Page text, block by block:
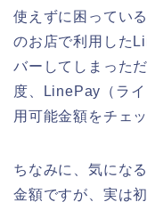
使えずに困ってい
のお店で利用した
バーしてしまった
度、LinePay（ラ
用可能金額をチェ
ちなみに、気にな
金額ですが、実は